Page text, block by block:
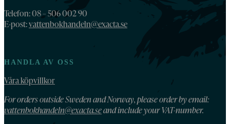
Telefon: 08 – 506 002 90
E-post:vattenbokhandeln@exacta.se
HANDLA AV OSS
Våra köpvillkor
For orders outside Sweden and Norway, please order by email:
vattenbokhandeln@exacta.seand include your VAT-number.